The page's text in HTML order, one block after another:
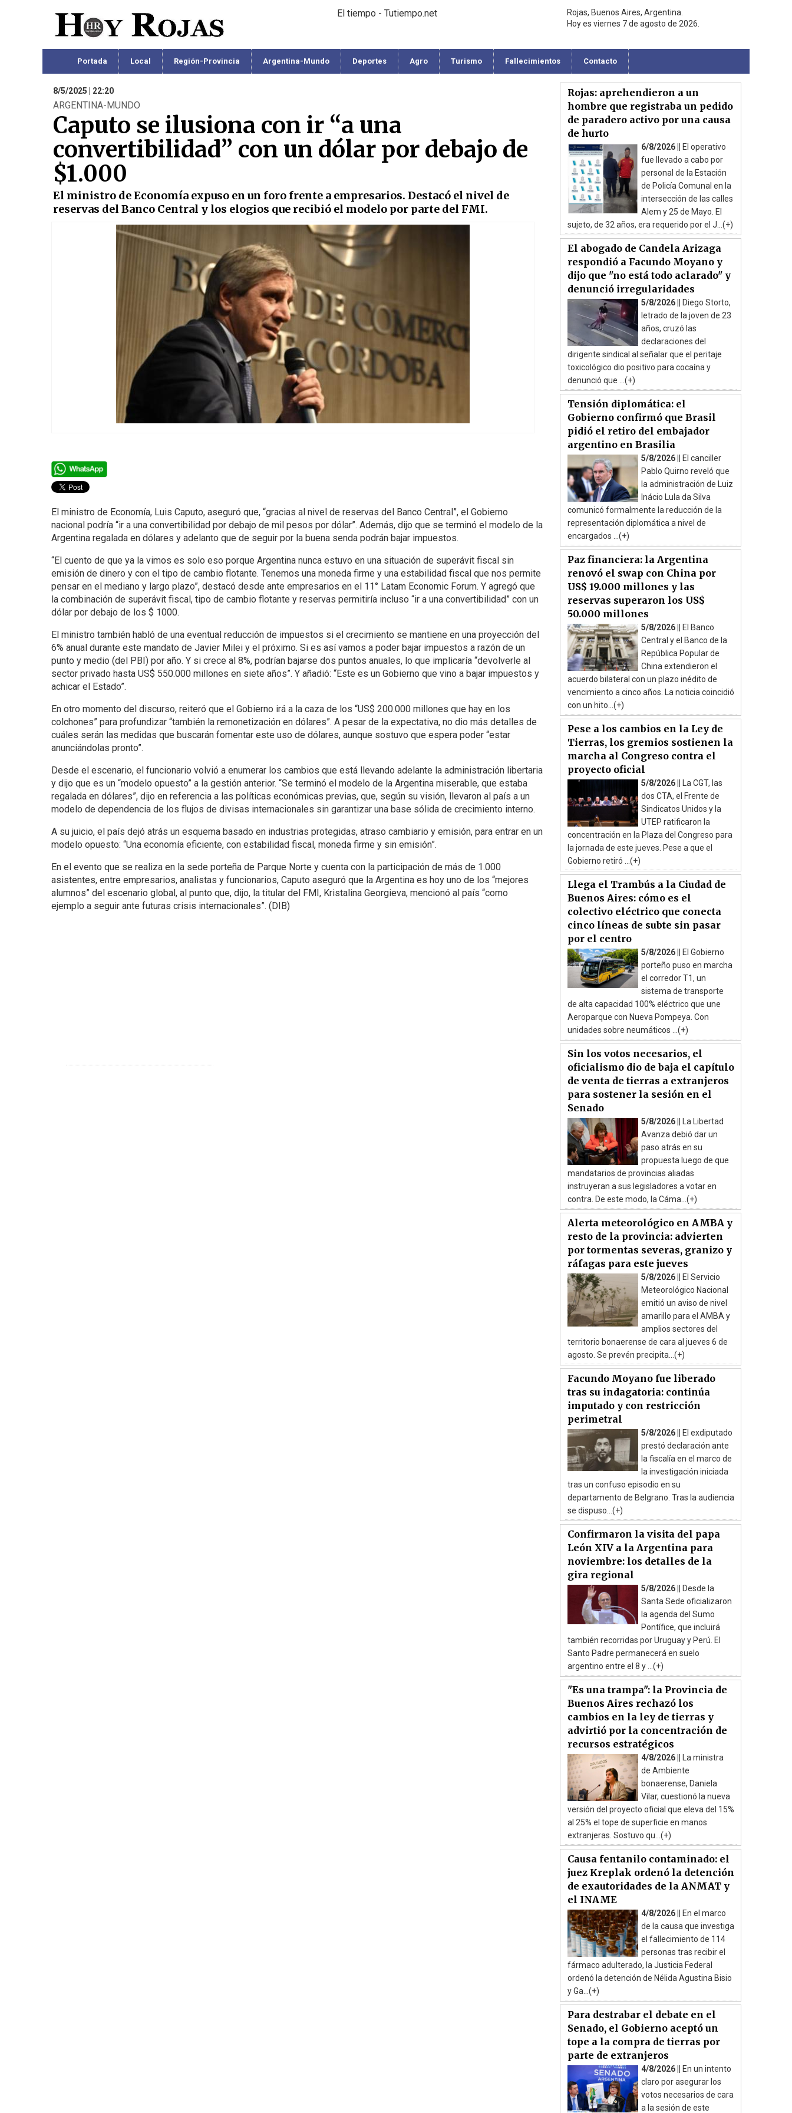
El tiempo - Tutiempo.net
Rojas, Buenos Aires, Argentina.
Hoy es viernes 7 de agosto de 2026.
Portada Local Región-Provincia Argentina-Mundo Deportes Agro Turismo Fallecimientos Contacto
8/5/2025 | 22:20
ARGENTINA-MUNDO
Caputo se ilusiona con ir “a una
convertibilidad” con un dólar por debajo de
$1.000
El ministro de Economía expuso en un foro frente a empresarios. Destacó el nivel de
reservas del Banco Central y los elogios que recibió el modelo por parte del FMI.
El ministro de Economía, Luis Caputo, aseguró que, “gracias al nivel de reservas del Banco Central”, el Gobierno
nacional podría “ir a una convertibilidad por debajo de mil pesos por dólar”. Además, dijo que se terminó el modelo de la
Argentina regalada en dólares y adelanto que de seguir por la buena senda podrán bajar impuestos.
“El cuento de que ya la vimos es solo eso porque Argentina nunca estuvo en una situación de superávit fiscal sin
emisión de dinero y con el tipo de cambio flotante. Tenemos una moneda firme y una estabilidad fiscal que nos permite
pensar en el mediano y largo plazo”, destacó desde ante empresarios en el 11° Latam Economic Forum. Y agregó que
la combinación de superávit fiscal, tipo de cambio flotante y reservas permitiría incluso “ir a una convertibilidad” con un
dólar por debajo de los $ 1000.
El ministro también habló de una eventual reducción de impuestos si el crecimiento se mantiene en una proyección del
6% anual durante este mandato de Javier Milei y el próximo. Si es así vamos a poder bajar impuestos a razón de un
punto y medio (del PBI) por año. Y si crece al 8%, podrían bajarse dos puntos anuales, lo que implicaría “devolverle al
sector privado hasta US$ 550.000 millones en siete años”. Y añadió: “Este es un Gobierno que vino a bajar impuestos y
achicar el Estado”.
En otro momento del discurso, reiteró que el Gobierno irá a la caza de los “US$ 200.000 millones que hay en los
colchones” para profundizar “también la remonetización en dólares”. A pesar de la expectativa, no dio más detalles de
cuáles serán las medidas que buscarán fomentar este uso de dólares, aunque sostuvo que espera poder “estar
anunciándolas pronto”.
Desde el escenario, el funcionario volvió a enumerar los cambios que está llevando adelante la administración libertaria
y dijo que es un “modelo opuesto” a la gestión anterior. “Se terminó el modelo de la Argentina miserable, que estaba
regalada en dólares”, dijo en referencia a las políticas económicas previas, que, según su visión, llevaron al país a un
modelo de dependencia de los flujos de divisas internacionales sin garantizar una base sólida de crecimiento interno.
A su juicio, el país dejó atrás un esquema basado en industrias protegidas, atraso cambiario y emisión, para entrar en un
modelo opuesto: “Una economía eficiente, con estabilidad fiscal, moneda firme y sin emisión”.
En el evento que se realiza en la sede porteña de Parque Norte y cuenta con la participación de más de 1.000
asistentes, entre empresarios, analistas y funcionarios, Caputo aseguró que la Argentina es hoy uno de los “mejores
alumnos” del escenario global, al punto que, dijo, la titular del FMI, Kristalina Georgieva, mencionó al país “como
ejemplo a seguir ante futuras crisis internacionales”. (DIB)
Rojas: aprehendieron a un
hombre que registraba un pedido
de paradero activo por una causa
de hurto
6/8/2026 ||
El operativo
fue llevado a cabo por
personal de la Estación
de Policía Comunal en la
intersección de las calles
Alem y 25 de Mayo. El
sujeto, de 32 años, era requerido por el J...(+)
El abogado de Candela Arizaga
respondió a Facundo Moyano y
dijo que "no está todo aclarado" y
denunció irregularidades
5/8/2026 ||
Diego Storto,
letrado de la joven de 23
años, cruzó las
declaraciones del
dirigente sindical al señalar que el peritaje
toxicológico dio positivo para cocaína y
denunció que ...(+)
Tensión diplomática: el
Gobierno confirmó que Brasil
pidió el retiro del embajador
argentino en Brasilia
5/8/2026 ||
El canciller
Pablo Quirno reveló que
la administración de Luiz
Inácio Lula da Silva
comunicó formalmente la reducción de la
representación diplomática a nivel de
encargados ...(+)
Paz financiera: la Argentina
renovó el swap con China por
US$ 19.000 millones y las
reservas superaron los US$
50.000 millones
5/8/2026 ||
El Banco
Central y el Banco de la
República Popular de
China extendieron el
acuerdo bilateral con un plazo inédito de
vencimiento a cinco años. La noticia coincidió
con un hito...(+)
Pese a los cambios en la Ley de
Tierras, los gremios sostienen la
marcha al Congreso contra el
proyecto oficial
5/8/2026 ||
La CGT, las
dos CTA, el Frente de
Sindicatos Unidos y la
UTEP ratificaron la
concentración en la Plaza del Congreso para
la jornada de este jueves. Pese a que el
Gobierno retiró ...(+)
Llega el Trambús a la Ciudad de
Buenos Aires: cómo es el
colectivo eléctrico que conecta
cinco líneas de subte sin pasar
por el centro
5/8/2026 ||
El Gobierno
porteño puso en marcha
el corredor T1, un
sistema de transporte
de alta capacidad 100% eléctrico que une
Aeroparque con Nueva Pompeya. Con
unidades sobre neumáticos ...(+)
Sin los votos necesarios, el
oficialismo dio de baja el capítulo
de venta de tierras a extranjeros
para sostener la sesión en el
Senado
5/8/2026 ||
La Libertad
Avanza debió dar un
paso atrás en su
propuesta luego de que
mandatarios de provincias aliadas
instruyeran a sus legisladores a votar en
contra. De este modo, la Cáma...(+)
Alerta meteorológico en AMBA y
resto de la provincia: advierten
por tormentas severas, granizo y
ráfagas para este jueves
5/8/2026 ||
El Servicio
Meteorológico Nacional
emitió un aviso de nivel
amarillo para el AMBA y
amplios sectores del
territorio bonaerense de cara al jueves 6 de
agosto. Se prevén precipita...(+)
Facundo Moyano fue liberado
tras su indagatoria: continúa
imputado y con restricción
perimetral
5/8/2026 ||
El exdiputado
prestó declaración ante
la fiscalía en el marco de
la investigación iniciada
tras un confuso episodio en su
departamento de Belgrano. Tras la audiencia
se dispuso...(+)
Confirmaron la visita del papa
León XIV a la Argentina para
noviembre: los detalles de la
gira regional
5/8/2026 ||
Desde la
Santa Sede oficializaron
la agenda del Sumo
Pontífice, que incluirá
también recorridas por Uruguay y Perú. El
Santo Padre permanecerá en suelo
argentino entre el 8 y ...(+)
"Es una trampa": la Provincia de
Buenos Aires rechazó los
cambios en la ley de tierras y
advirtió por la concentración de
recursos estratégicos
4/8/2026 ||
La ministra
de Ambiente
bonaerense, Daniela
Vilar, cuestionó la nueva
versión del proyecto oficial que eleva del 15%
al 25% el tope de superficie en manos
extranjeras. Sostuvo qu...(+)
Causa fentanilo contaminado: el
juez Kreplak ordenó la detención
de exautoridades de la ANMAT y
el INAME
4/8/2026 ||
En el marco
de la causa que investiga
el fallecimiento de 114
personas tras recibir el
fármaco adulterado, la Justicia Federal
ordenó la detención de Nélida Agustina Bisio
y Ga...(+)
Para destrabar el debate en el
Senado, el Gobierno aceptó un
tope a la compra de tierras por
parte de extranjeros
4/8/2026 ||
En un intento
claro por asegurar los
votos necesarios de cara
a la sesión de este